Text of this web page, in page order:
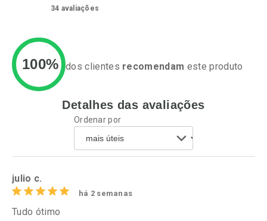
Ativar Desconto
Comprar sem Desconto
Por R$ 51,02/cada
Comprar sem Desconto
Ativar Desconto
Comprar sem Desconto
Por R$ 24,29/cada
34 avaliações
100% dos clientes recomendam este produto
Detalhes das avaliações
Ordenar por
julio c.
há 2 semanas
Tudo ótimo